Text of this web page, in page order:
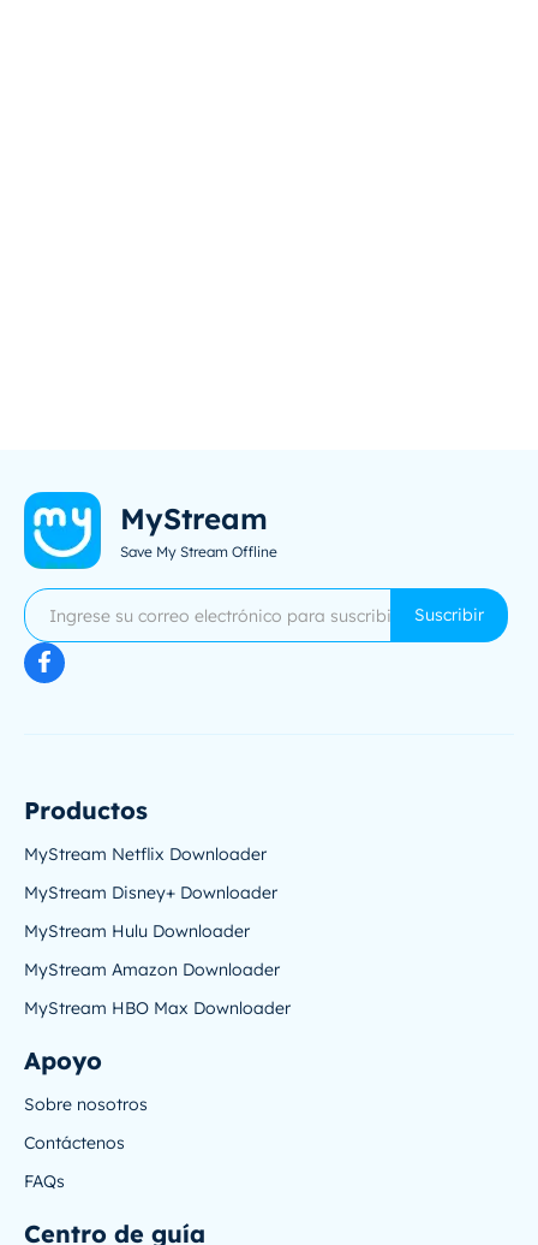
MyStream
Save My Stream Offline
Suscribir
Productos
MyStream Netflix Downloader
MyStream Disney+ Downloader
MyStream Hulu Downloader
MyStream Amazon Downloader
MyStream HBO Max Downloader
Apoyo
Sobre nosotros
Contáctenos
FAQs
Centro de guía